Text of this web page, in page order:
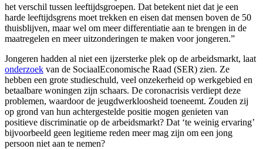
het verschil tussen leeftijdsgroepen. Dat betekent niet dat je een
harde leeftijdsgrens moet trekken en eisen dat mensen boven de 50
thuisblijven, maar wel om meer differentiatie aan te brengen in de
maatregelen en meer uitzonderingen te maken voor jongeren.”
Jongeren hadden al niet een ijzersterke plek op de arbeidsmarkt, laat
onderzoek van de SociaalEconomische Raad (SER) zien. Ze
hebben een grote studieschuld, veel onzekerheid op werkgebied en
betaalbare woningen zijn schaars. De coronacrisis verdiept deze
problemen, waardoor de jeugdwerkloosheid toeneemt. Zouden zij
op grond van hun achtergestelde positie mogen genieten van
positieve discriminatie op de arbeidsmarkt? Dat ‘te weinig ervaring’
bijvoorbeeld geen legitieme reden meer mag zijn om een jong
persoon niet aan te nemen?